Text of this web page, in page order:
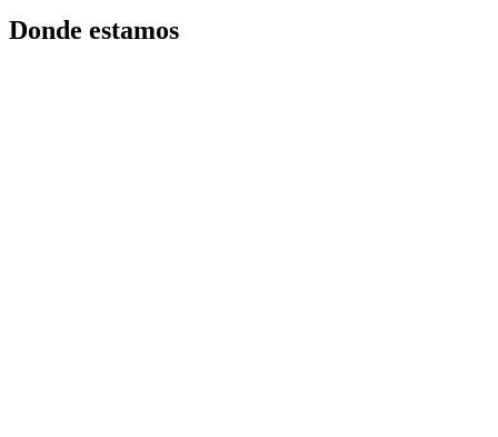
Donde estamos